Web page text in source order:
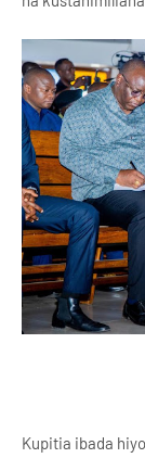
Kupitia ibada